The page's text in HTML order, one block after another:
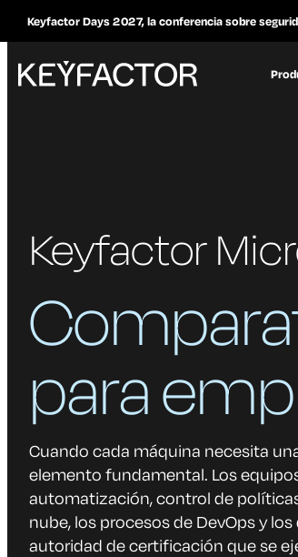
Keyfactor Days 2027, la conferencia sobre
Keyfactor
para
Cuando cada máquina necesita
elemento fundamental. Los
automatización, control de
nube, los procesos de DevOps y
autoridad de certificación que se